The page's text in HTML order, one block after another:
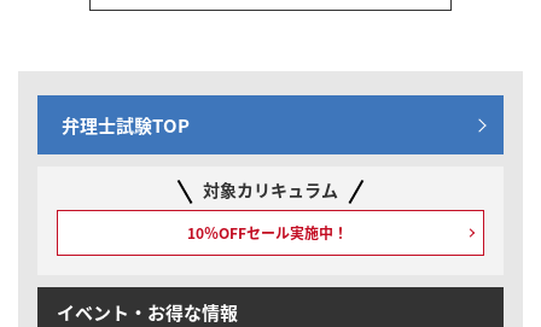
弁理士試験TOP
対象カリキュラム
10％OFFセール実施中！
イベント・お得な情報